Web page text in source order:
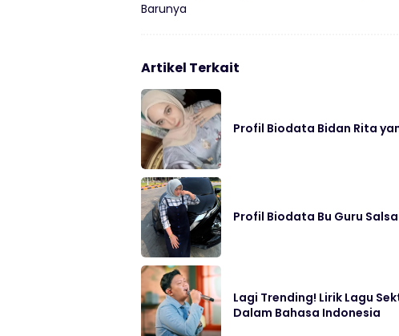
Barunya
Artikel Terkait
Profil Biodata Bidan Rita
Profil Biodata Bu Guru
Lagi Trending! Lirik Lagu
Dalam Bahasa Indonesia